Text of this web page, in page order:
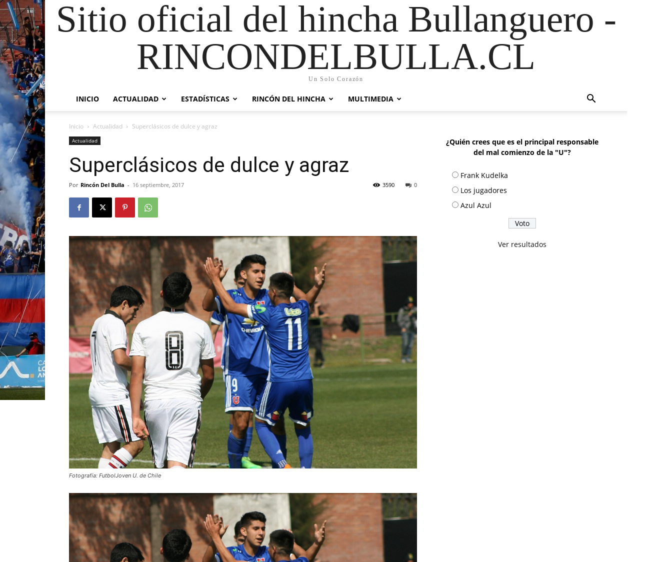
Sitio oficial del hincha Bullanguero -
RINCONDELBULLA.CL
Un Solo Corazón
INICIO ACTUALIDAD ESTADÍSTICAS RINCÓN DEL HINCHA MULTIMEDIA
Inicio Actualidad Superclásicos de dulce y agraz
Actualidad
Superclásicos de dulce y agraz
Por Rincón Del Bulla - 16 septiembre, 2017 0
3590
Fotografía: FutbolJoven U. de Chile
¿Quién crees que es el principal responsable
del mal comienzo de la "U"?
Frank Kudelka
Los jugadores
Azul Azul
Ver resultados